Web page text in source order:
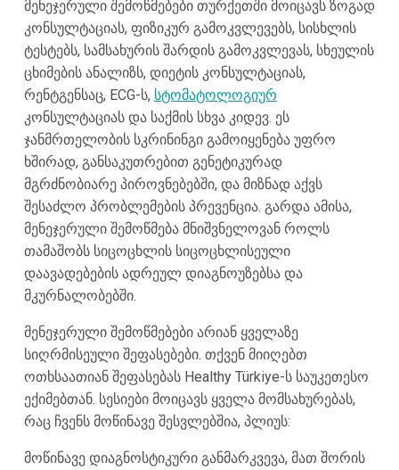
მენეჯერული შემოწმებები თურქეთში მოიცავს ზოგად
კონსულტაციას, ფიზიკურ გამოკვლევებს, სისხლის
ტესტებს, სამსახურის შარდის გამოკვლევას, სხეულის
ცხიმების ანალიზს, დიეტის კონსულტაციას,
რენტგენსაც, ECG-ს, სტომატოლოგიურ
კონსულტაციას და საქმის სხვა კიდევ. ეს
ჯანმრთელობის სკრინინგი გამოიყენება უფრო
ხშირად, განსაკუთრებით გენეტიკურად
მგრძნობიარე პიროვნებებში, და მიზნად აქვს
შესაძლო პრობლემების პრევენცია. გარდა ამისა,
მენეჯერული შემოწმება მნიშვნელოვან როლს
თამაშობს სიცოცხლის სიცოცხლისეული
დაავადებების ადრეულ დიაგნოუზებსა და
მკურნალობებში.
მენეჯერული შემოწმებები არიან ყველაზე
სიღრმისეული შეფასებები. თქვენ მიიღებთ
ოთხსაათიან შეფასებას Healthy Türkiye-ს საუკეთესო
ექიმებთან. სესიები მოიცავს ყველა მომსახურებას,
რაც ჩვენს მოწინავე შესვლებშია, პლიუს:
მოწინავე დიაგნოსტიკური განმარკვევა, მათ შორის